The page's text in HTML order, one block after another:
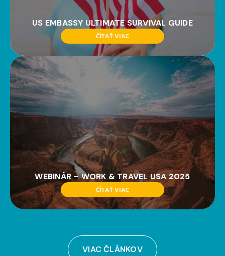
US EMBASSY ULTIMATE SURVIVAL GUIDE
ČÍTAŤ VIAC
WEBINÁR – WORK & TRAVEL USA 2025
ČÍTAŤ VIAC
VIAC ČLÁNKOV